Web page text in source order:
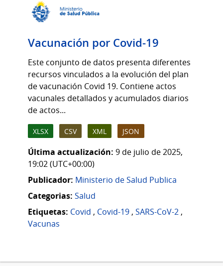
Vacunación por Covid-19
Este conjunto de datos presenta diferentes
recursos vinculados a la evolución del plan
de vacunación Covid 19. Contiene actos
vacunales detallados y acumulados diarios
de actos...
XLSX CSV XML JSON
Última actualización: 9 de julio de 2025,
19:02 (UTC+00:00)
Publicador: Ministerio de Salud Publica
Categorias: Salud
Etiquetas: Covid , Covid-19 , SARS-CoV-2 ,
Vacunas